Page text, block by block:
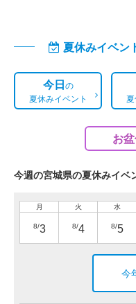
夏休みイベン
今日の
夏休みイベント
お
今週の宮城県の夏休みイベ
月
8/3
火
8/4
水
8/5
今